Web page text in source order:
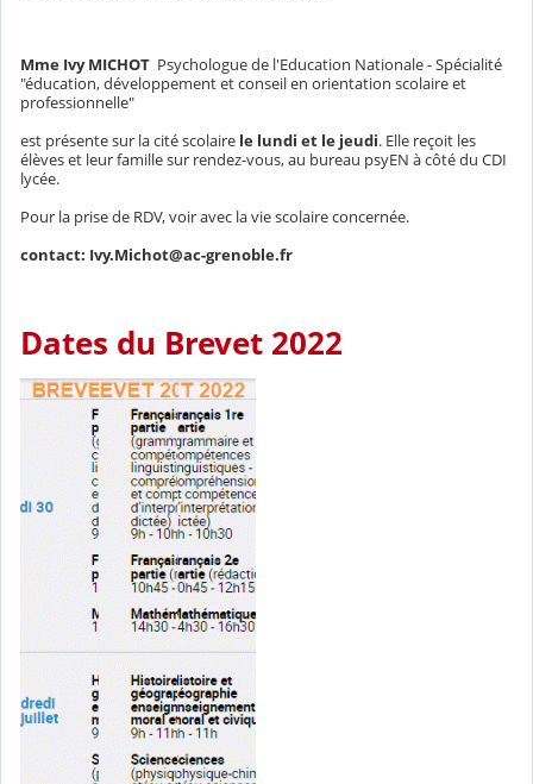
Mme Ivy MICHOT Psychologue de l'Education Nationale - Spécialité
"éducation, développement et conseil en orientation scolaire et
professionnelle"
est présente sur la cité scolaire le lundi et le jeudi. Elle reçoit les
élèves et leur famille sur rendez-vous, au bureau psyEN à côté du CDI
lycée.
Pour la prise de RDV, voir avec la vie scolaire concernée.
contact: Ivy.Michot@ac-grenoble.fr
Dates du Brevet 2022